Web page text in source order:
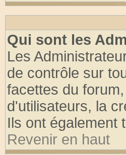
Qui sont les
Les
de contrôle sur
facettes du
d'utilisateurs, la
Ils ont également
Revenir en haut